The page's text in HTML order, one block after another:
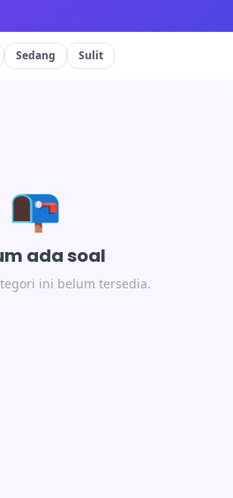
Sedang Sulit
📭
ada soal
ini belum tersedia.